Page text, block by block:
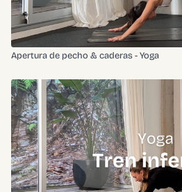
Apertura de pecho & caderas - Yoga